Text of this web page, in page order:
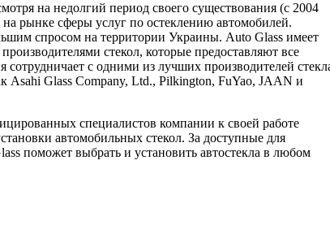
на недолгий период своего существования (с 2004
рынке сферы услуг по остеклению автомобилей.
спросом на территории Украины. Auto Glass имеет
стекол, которые предоставляют все
с одними из лучших производителей
Asahi Glass Company, Ltd., Pilkington, FuYao, JAAN и
специалистов компании к своей работе
автомобильных стекол. За доступные для
поможет выбрать и установить автостекла в любом